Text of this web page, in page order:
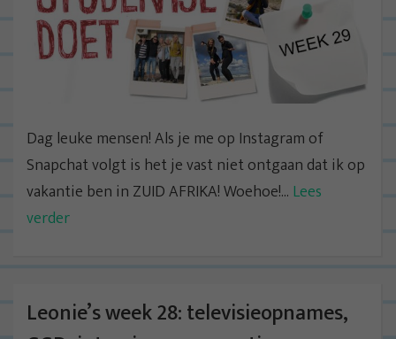
Dag leuke mensen! Als je me op Instagram of
Snapchat volgt is het je vast niet ontgaan dat ik op
vakantie ben in ZUID AFRIKA! Woehoe!... Lees
verder
Leonie’s week 28: televisieopnames,